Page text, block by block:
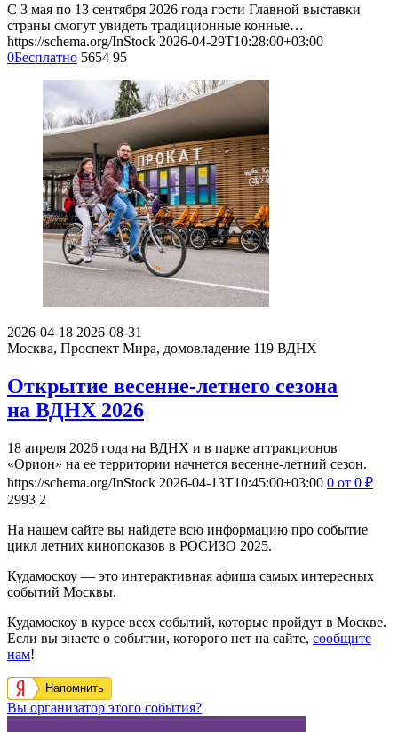
С 3 мая по 13 сентября 2026 года гости Главной выставки
страны смогут увидеть традиционные конные…
https://schema.org/InStock 2026-04-29T10:28:00+03:00
0Бесплатно 5654 95
2026-04-18 2026-08-31
Москва, Проспект Мира, домовладение 119 ВДНХ
Открытие весенне-летнего сезона
на ВДНХ 2026
18 апреля 2026 года на ВДНХ и в парке аттракционов
«Орион» на ее территории начнется весенне-летний сезон.
https://schema.org/InStock 2026-04-13T10:45:00+03:00 0 от 0 ₽
2993 2
На нашем сайте вы найдете всю информацию про событие
цикл летних кинопоказов в РОСИЗО 2025.
Кудамоскоу — это интерактивная афиша самых интересных
событий Москвы.
Кудамоскоу в курсе всех событий, которые пройдут в Москве.
Если вы знаете о событии, которого нет на сайте, сообщите
нам!
Напомнить
Вы организатор этого события?